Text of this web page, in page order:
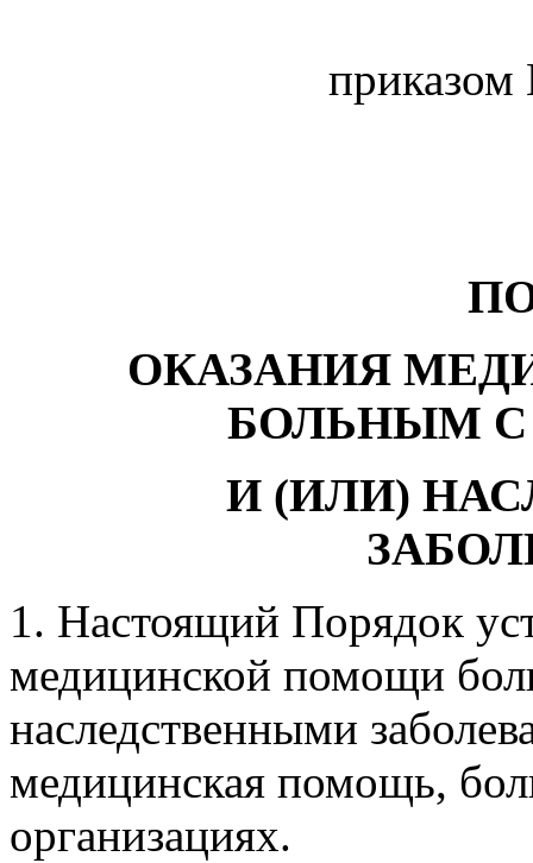
приказом
ОКАЗАНИЯ
БОЛЬНЫМ
И (ИЛИ)
1. Настоящий Порядок
медицинской помощи
наследственными
медицинская помощь,
организациях.